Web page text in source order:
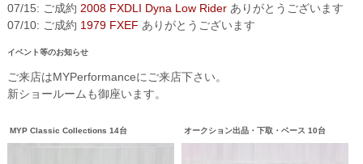
07/15: ご成約 2008 FXDLI Dyna Low Riderありがとうございます
07/10: ご成約 1979 FXEF ありがとうございます
イベント等のお知らせ
ご来店はMYPerformanceにご来店下さい。
新ショールームも御座います。
MYP Classic Collections 14台 オークション出品・下取・ベース 10台